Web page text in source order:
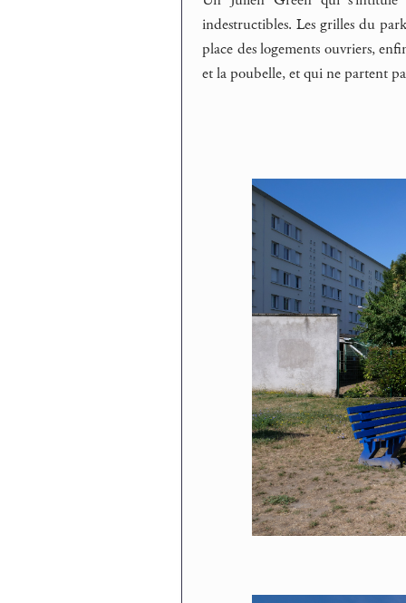
indestructibles. Les grilles du
place des logements ouvriers,
et la poubelle, et qui ne partent